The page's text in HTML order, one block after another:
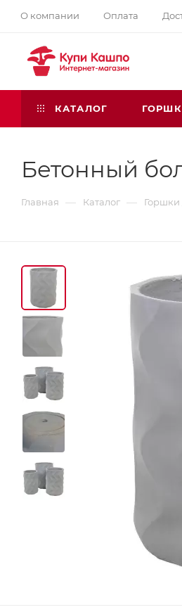
О компании Оплата
КАТАЛОГ
Бетонный
Главная — Каталог — Горшки